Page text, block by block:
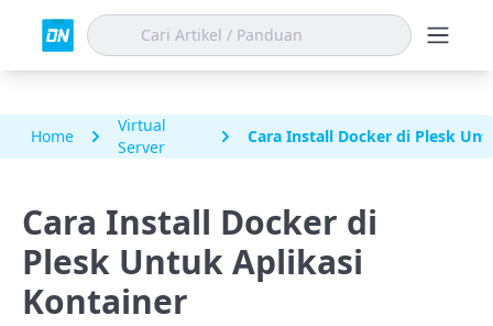
Home
Virtual
Server
Cara Install Docker di Plesk
Cara Install Docker di
Plesk Untuk Aplikasi
Kontainer